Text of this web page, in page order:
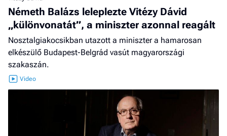
Németh Balázs leleplezte Vitézy Dávid
„különvonatát”, a miniszter azonnal reagált
Nosztalgiakocsikban utazott a miniszter a hamarosan
elkészülő Budapest-Belgrád vasút magyarországi
szakaszán.